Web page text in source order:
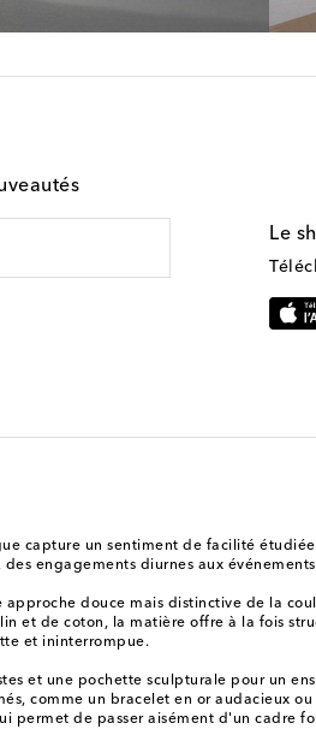
Le
capture un sentiment de facilité
engagements diurnes aux
douce mais distinctive de la
et de coton, la matière offre à la fois
et ininterrompue.
et une pochette sculpturale pour un
comme un bracelet en or audacieux
permet de passer aisément d'un cadre